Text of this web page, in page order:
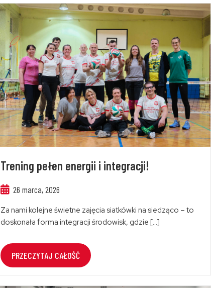
Trening pełen energii i integracji!
26 marca, 2026
Za nami kolejne świetne zajęcia siatkówki na siedząco – to
doskonała forma integracji środowisk, gdzie […]
PRZECZYTAJ CAŁOŚĆ